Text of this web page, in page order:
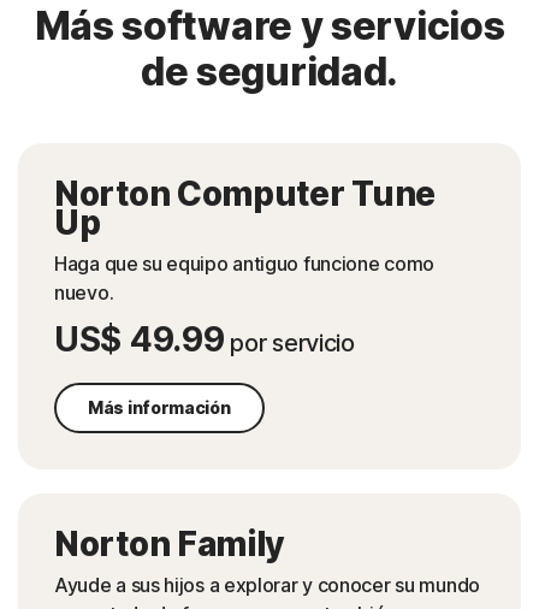
Más software y servicios
de seguridad.
Norton Computer Tune
Up
Haga que su equipo antiguo funcione como
nuevo.
US$ 49.99 por servicio
Más información
Norton Family
Ayude a sus hijos a explorar y conocer su mundo